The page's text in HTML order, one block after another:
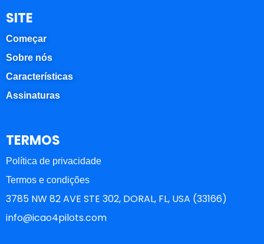
SITE
Começar
Sobre nós
Características
Assinaturas
TERMOS
Política de privacidade
Termos e condições
3785 NW 82 AVE STE 302, DORAL, FL, USA (33166)
info@icao4pilots.com